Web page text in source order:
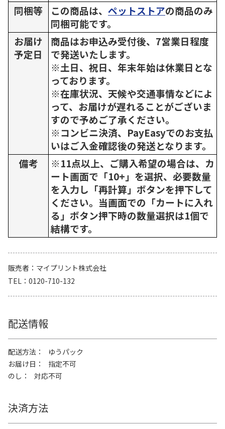
同梱等
この商品は、 ペットストアの商品のみ
同梱可能です。
お届け
予定日
商品はお申込み受付後、7営業日程度
で発送いたします。
※土日、祝日、年末年始は休業日とな
っております。
※在庫状況、天候や交通事情などによ
って、お届けが遅れることがございま
すので予めご了承ください。
※コンビニ決済、PayEasyでのお支払
いはご入金確認後の発送となります。
備考
※11点以上、ご購入希望の場合は、カ
ート画面で「10+」を選択、必要数量
を入力し「再計算」ボタンを押下して
ください。当画面での「カートに入れ
る」ボタン押下時の数量選択は1個で
結構です。
販売者
マイプリント株式会社
TEL
0120-710-132
配送情報
配送方法
ゆうパック
お届け日
指定不可
のし
対応不可
決済方法